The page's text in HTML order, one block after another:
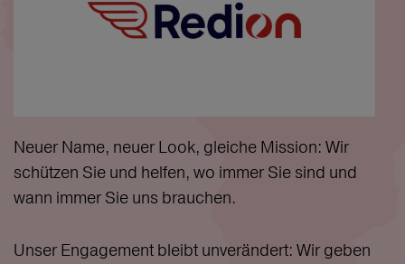
Neuer Name, neuer Look, gleiche Mission: Wir
schützen Sie und helfen, wo immer Sie sind und
wann immer Sie uns brauchen.
Unser Engagement bleibt unverändert: Wir geben